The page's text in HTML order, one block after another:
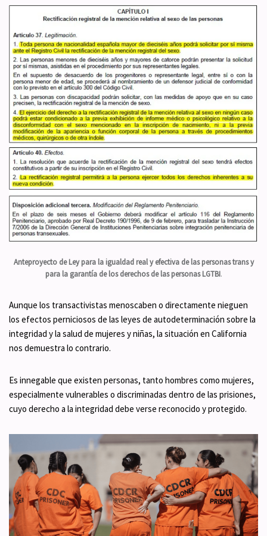
Anteproyecto de Ley para la igualdad real y efectiva de las personas trans y
para la garantía de los derechos de las personas LGTBI.
Aunque los transactivistas menoscaben o directamente nieguen
los efectos perniciosos de las leyes de autodeterminación sobre la
integridad y la salud de mujeres y niñas, la situación en California
nos demuestra lo contrario.
Es innegable que existen personas, tanto hombres como mujeres,
especialmente vulnerables o discriminadas dentro de las prisiones,
cuyo derecho a la integridad debe verse reconocido y protegido.